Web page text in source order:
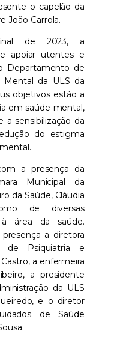
o capelão da
João Carrola.
de 2023, a
apoiar utentes e
Departamento de
Mental da ULS da
objetivos estão a
em saúde mental,
a sensibilização da
do estigma
a presença da
Municipal da
da Saúde, Cláudia
de diversas
à área da saúde.
a diretora
de Psiquiatria e
a enfermeira
a presidente
da ULS
e o diretor
de Saúde